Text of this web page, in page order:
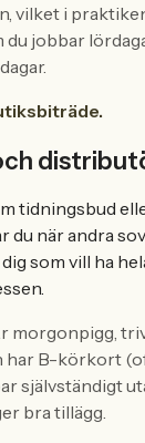
vilket i
du jobbar
tidningsbud
när andra
som vill ha
morgonpigg,
har B-körkort
självständigt
bra tillägg.